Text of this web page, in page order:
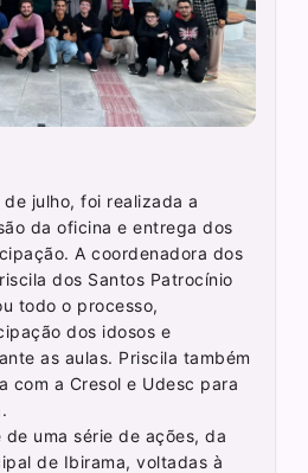
julho, foi realizada a
da oficina e entrega dos
A coordenadora dos
dos Santos Patrocínio
todo o processo,
dos idosos e
as aulas. Priscila também
com a Cresol e Udesc para
uma série de ações, da
de Ibirama, voltadas à